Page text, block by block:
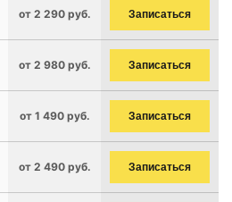
от 2 290 руб. Записаться
от 2 980 руб. Записаться
от 1 490 руб. Записаться
от 2 490 руб. Записаться